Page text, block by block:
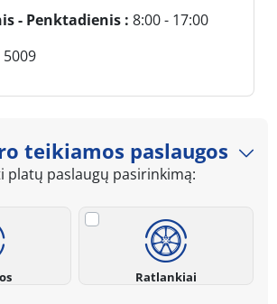
- Penktadienis : 8:00 - 17:00
5009
teikiamos paslaugos
platų paslaugų pasirinkimą:
Ratlankiai